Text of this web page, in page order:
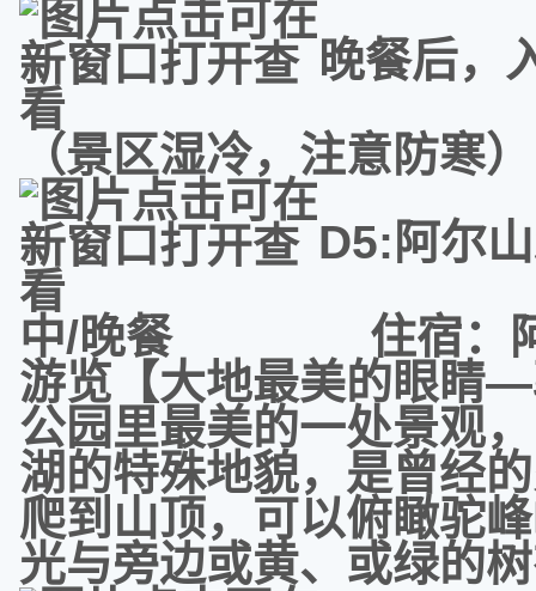
晚餐后，
（景区湿冷，注意防寒）
D5:阿
中/晚餐 住宿：阿
游览【大地最美的眼睛
公园里最美的一处景观
湖的特殊地貌，是曾经
爬到山顶，可以俯瞰驼
光与旁边或黄、或绿的